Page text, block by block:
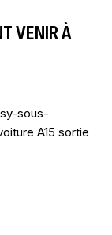
VENIR À
sous-
A15 sortie